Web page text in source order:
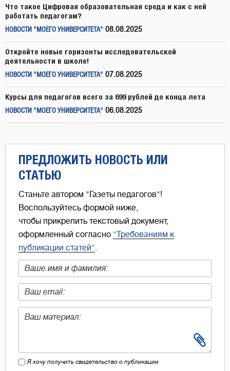
Что такое Цифровая образовательная среда и как с ней
работать педагогам?
НОВОСТИ "МОЕГО УНИВЕРСИТЕТА" 08.08.2025
Откройте новые горизонты исследовательской
деятельности в школе!
НОВОСТИ "МОЕГО УНИВЕРСИТЕТА" 07.08.2025
Курсы для педагогов всего за 699 рублей до конца лета
НОВОСТИ "МОЕГО УНИВЕРСИТЕТА" 06.08.2025
ПРЕДЛОЖИТЬ НОВОСТЬ ИЛИ
СТАТЬЮ
Станьте автором "Газеты педагогов"!
Воспользуйтесь формой ниже,
чтобы прикрепить текстовый документ,
оформленный согласно "Требованиям к
публикации статей"
Я хочу получить свидетельство о публикации